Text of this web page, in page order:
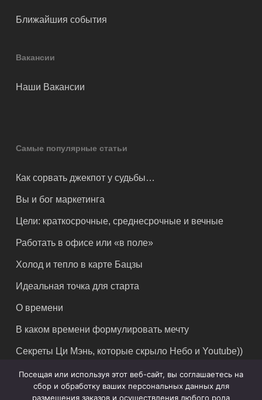
Ближайшия события
Вакансии
Наши Вакансии
Самые популярные статьи
Как сорвать джекпот у судьбы…
Вы и бог маркетинга
Цели: краткосрочные, среднесрочные и вечные
Работать в офисе или «в поле»
Холод и тепло в карте Бацзы
Идеальная точка для старта
О времени
В каком времени формулировать мечту
Секреты Ци Мэнь, которые скрыло Небо и Youtube))
Посещая или используя этот веб-сайт, вы соглашаетесь на
сбор и обработку ваших персональных данных для
размещения заказов и осуществления любого рода